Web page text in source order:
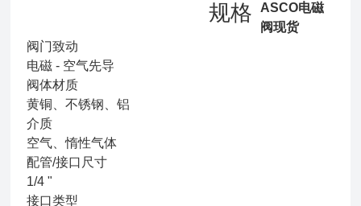
规格
ASCO电磁
阀现货
阀门致动
电磁 - 空气先导
阀体材质
黄铜、不锈钢、铝
介质
空气、惰性气体
配管/接口尺寸
1/4 "
接口类型